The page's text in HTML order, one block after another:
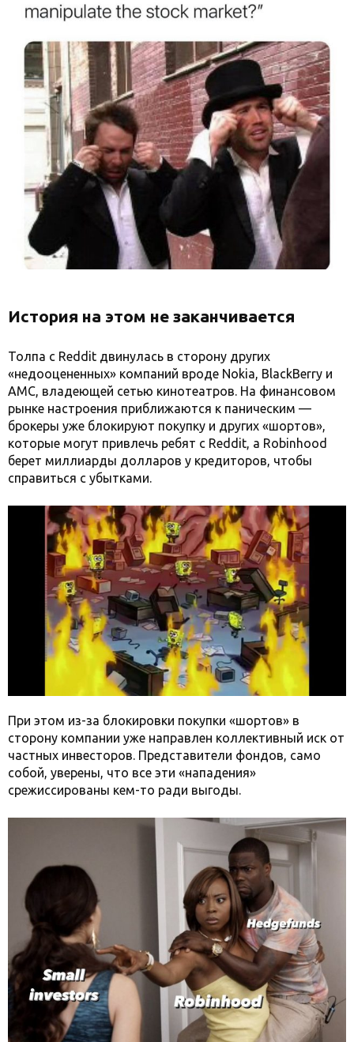
История на этом не заканчивается
Толпа с Reddit двинулась в сторону других
«недооцененных» компаний вроде Nokia, BlackBerry и
AMC, владеющей сетью кинотеатров. На финансовом
рынке настроения приближаются к паническим —
брокеры уже блокируют покупку и других «шортов»,
которые могут привлечь ребят с Reddit, а Robinhood
берет миллиарды долларов у кредиторов, чтобы
справиться с убытками.
При этом из-за блокировки покупки «шортов» в
сторону компании уже направлен коллективный иск от
частных инвесторов. Представители фондов, само
собой, уверены, что все эти «нападения»
срежиссированы кем-то ради выгоды.